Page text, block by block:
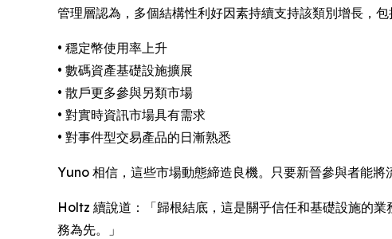
管理層認為，多個結構性利好因素持續支持該類別增長，包
• 穩定幣使用率上升
• 數碼資產基礎設施擴展
• 散戶更多參與另類市場
• 對實時資訊市場具有需求
• 對事件型交易產品的日漸熟悉
Yuno 相信，這些市場動態締造良機。只要新晉參與者能將
Holtz 續說道：「歸根結底，這是關乎信任和基礎設施的
務為先。」